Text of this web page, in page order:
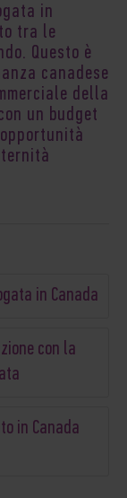
in
tra le
Questo è
canadese
della
un budget
in Canada
con la
in Canada